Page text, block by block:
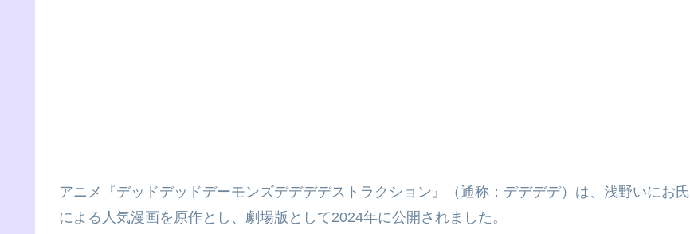
アニメ『デッドデッドデーモンズデデデデストラクション』（通称：デデデデ）は、浅野いにお氏
による人気漫画を原作とし、劇場版として2024年に公開されました。